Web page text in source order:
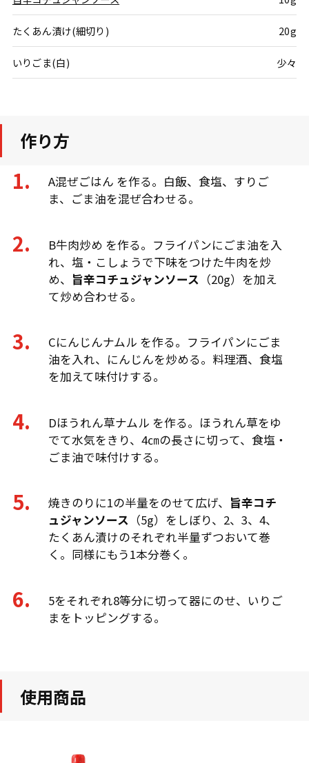
たくあん漬け(細切り) 20g
いりごま(白) 少々
作り方
A混ぜごはん を作る。白飯、食塩、すりご
ま、ごま油を混ぜ合わせる。
B牛肉炒め を作る。フライパンにごま油を入
れ、塩・こしょうで下味をつけた牛肉を炒
め、 旨辛コチュジャンソース （20g）を加え
て炒め合わせる。
Cにんじんナムル を作る。フライパンにごま
油を入れ、にんじんを炒める。料理酒、食塩
を加えて味付けする。
Dほうれん草ナムル を作る。ほうれん草をゆ
でて水気をきり、4㎝の長さに切って、食塩・
ごま油で味付けする。
焼きのりに1の半量をのせて広げ、 旨辛コチ
ュジャンソース （5g）をしぼり、2、3、4、
たくあん漬けのそれぞれ半量ずつおいて巻
く。同様にもう1本分巻く。
5をそれぞれ8等分に切って器にのせ、いりご
まをトッピングする。
使用商品